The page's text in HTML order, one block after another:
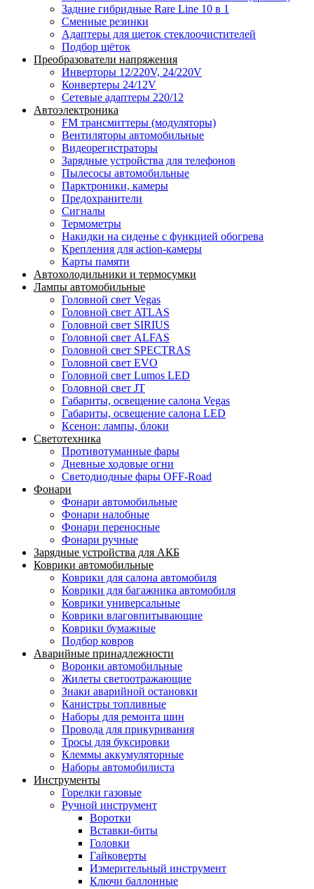
Задние гибридные Rare Line 10 в 1
Сменные резинки
Адаптеры для щеток стеклоочистителей
Подбор щёток
Преобразователи напряжения
Инверторы 12/220V, 24/220V
Конвертеры 24/12V
Сетевые адаптеры 220/12
Автоэлектроника
FM трансмиттеры (модуляторы)
Вентиляторы автомобильные
Видеорегистраторы
Зарядные устройства для телефонов
Пылесосы автомобильные
Парктроники, камеры
Предохранители
Сигналы
Термометры
Накидки на сиденье с функцией обогрева
Крепления для action-камеры
Карты памяти
Автохолодильники и термосумки
Лампы автомобильные
Головной свет Vegas
Головной свет ATLAS
Головной свет SIRIUS
Головной свет ALFAS
Головной свет SPECTRAS
Головной свет EVO
Головной свет Lumos LED
Головной свет JT
Габариты, освещение салона Vegas
Габариты, освещение салона LED
Ксенон: лампы, блоки
Светотехника
Противотуманные фары
Дневные ходовые огни
Светодиодные фары OFF-Road
Фонари
Фонари автомобильные
Фонари налобные
Фонари переносные
Фонари ручные
Зарядные устройства для АКБ
Коврики автомобильные
Коврики для салона автомобиля
Коврики для багажника автомобиля
Коврики универсальные
Коврики влаговпитывающие
Коврики бумажные
Подбор ковров
Аварийные принадлежности
Воронки автомобильные
Жилеты светоотражающие
Знаки аварийной остановки
Канистры топливные
Наборы для ремонта шин
Провода для прикуривания
Тросы для буксировки
Клеммы аккумуляторные
Наборы автомобилиста
Инструменты
Горелки газовые
Ручной инструмент
Воротки
Вставки-биты
Головки
Гайковерты
Измерительный инструмент
Ключи баллонные